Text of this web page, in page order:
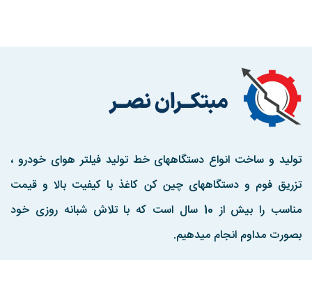
تولید و ساخت انواع دستگاههای خط تولید فیلتر هوای خودرو ،
تزریق فوم و دستگاههای چین کن کاغذ با کیفیت بالا و قیمت
مناسب را بیش از 10 سال است که با تلاش شبانه روزی خود
بصورت مداوم انجام میدهیم.